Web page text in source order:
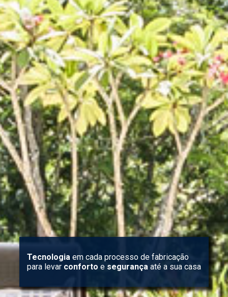
Tecnologia em cada processo de fabricação
para levar conforto e segurança até a sua casa